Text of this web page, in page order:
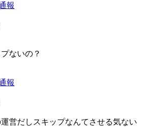
報
ないの？
報
営だしスキップなんてさせる気ない